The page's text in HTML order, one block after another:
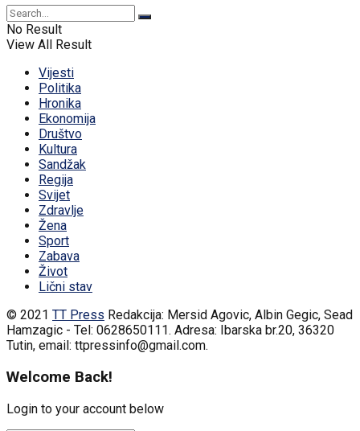
No Result
View All Result
Vijesti
Politika
Hronika
Ekonomija
Društvo
Kultura
Sandžak
Regija
Svijet
Zdravlje
Žena
Sport
Zabava
Život
Lični stav
© 2021 TT Press Redakcija: Mersid Agovic, Albin Gegic, Sead
Hamzagic - Tel: 0628650111. Adresa: Ibarska br.20, 36320
Tutin, email: ttpressinfo@gmail.com.
Welcome Back!
Login to your account below